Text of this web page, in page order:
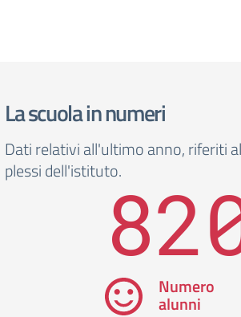
La scuola in numeri
Dati relativi all'ultimo anno, riferiti
plessi dell'istituto.
Numero
alunni